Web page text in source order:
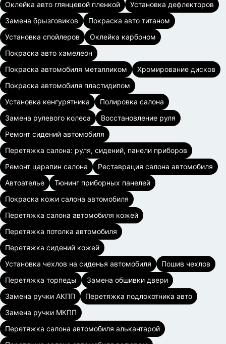
Оклейка авто глянцевой пленкой
Установка дефлекторов
Замена брызговиков
Покраска авто титаном
Установка спойлеров
Оклейка карбоном
Покраска авто хамелеон
Покраска автомобиля металликом
Хромирование дисков
Покраска автомобиля пластидипом
Установка кенгурятника
Полировка салона
Замена рулевого колеса
Восстановление руля
Ремонт сидений автомобиля
Перетяжка салона: руля, сидений, панели приборов
Ремонт царапин салона
Реставрация салона автомобиля
Автоателье
Тюнинг приборных панелей
Покраска кожи салона автомобиля
Перетяжка салона автомобиля кожей
Перетяжка потолка автомобиля
Перетяжка сидений кожей
Установка чехлов на сиденья автомобиля
Пошив чехлов
Перетяжка торпеды
Замена обшивки двери
Замена ручки АКПП
Перетяжка подлокотника авто
Замена ручки МКПП
Перетяжка салона автомобиля алькантарой